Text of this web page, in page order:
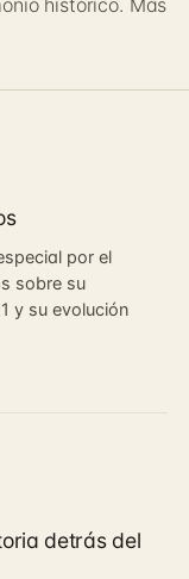
histórico. Más
por el
sobre su
y su evolución
detrás del